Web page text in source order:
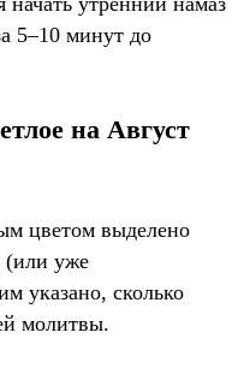
5–10 минут до
на Август
цветом выделено
(или уже
указано, сколько
молитвы.